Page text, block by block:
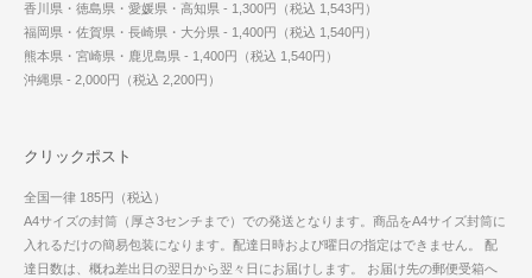
香川県・徳島県・愛媛県・高知県 - 1,300円（税込 1,543円）
福岡県・佐賀県・長崎県・大分県 - 1,400円（税込 1,540円）
熊本県・宮崎県・鹿児島県 - 1,400円（税込 1,540円）
沖縄県 - 2,000円（税込 2,200円）
クリックポスト
全国一律 185円（税込）
A4サイズの封筒（厚さ3センチまで）での発送となります。商品をA4サイズ封筒に
入れるだけの簡易包装になります。配達日時および曜日の指定はできません。 配
達日数は、概ね差出日の翌日から翌々日にお届けします。 お届け先の郵便受箱へ